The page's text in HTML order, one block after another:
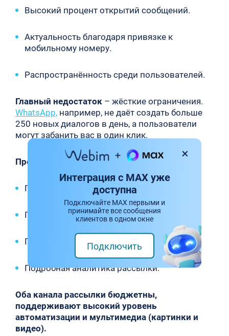
Высокий процент открытий сообщений.
Актуальность благодаря привязке к
мобильному номеру.
Распространённость среди пользователей.
Главный недостаток – жёсткие ограничения.
WhatsApp, например, не даёт создать больше
250 новых диалогов в день, а пользователи
могут забанить вас в один клик.
Преимущества email-рассылок:
Приватность и безопасность.
Подходят для длинных текстов.
Гибкость настроек.
Подробная аналитика рассылки.
Оба канала рассылки бюджетны,
поддерживают высокий уровень
автоматизации и мультимедиа (картинки и
видео).
Интеграция с MAX уже
доступна
Подключайте MAX первыми и
принимайте все сообщения
клиентов в одном окне
Подключить